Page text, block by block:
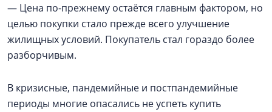
— Цена по-прежнему остаётся главным фактором, но
целью покупки стало прежде всего улучшение
жилищных условий. Покупатель стал гораздо более
разборчивым.
В кризисные, пандемийные и постпандемийные
периоды многие опасались не успеть купить